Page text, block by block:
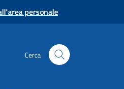
personale
Cerca